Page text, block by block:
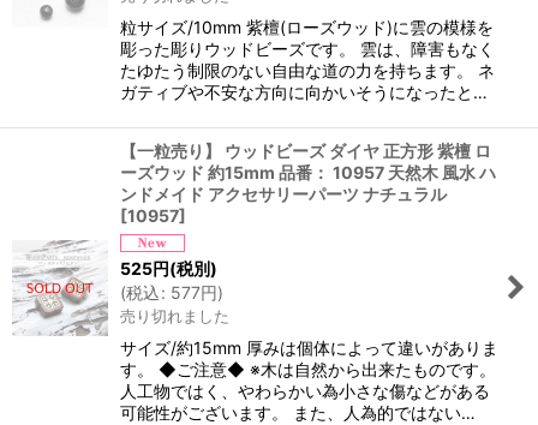
粒サイズ/10mm 紫檀(ローズウッド)に雲の模様を
彫った彫りウッドビーズです。 雲は、障害もなく
たゆたう制限のない自由な道の力を持ちます。 ネ
ガティブや不安な方向に向かいそうになったと…
【一粒売り】 ウッドビーズ ダイヤ 正方形 紫檀 ロ
ーズウッド 約15mm 品番： 10957 天然木 風水 ハ
ンドメイド アクセサリーパーツ ナチュラル
[10957]
525円(税別)
(税込: 577円)
売り切れました
サイズ/約15mm 厚みは個体によって違いがありま
す。 ◆ご注意◆ ※木は自然から出来たものです。
人工物ではく、やわらかい為小さな傷などがある
可能性がございます。 また、人為的ではない…